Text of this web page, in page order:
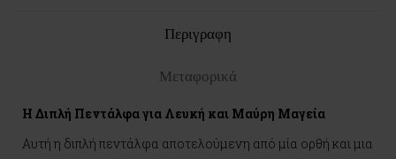
Περιγραφη
Μεταφορικά
Η Διπλή Πεντάλφα για Λευκή και Μαύρη Μαγεία
Αυτή η διπλή πεντάλφα αποτελούμενη από μία ορθή και μια